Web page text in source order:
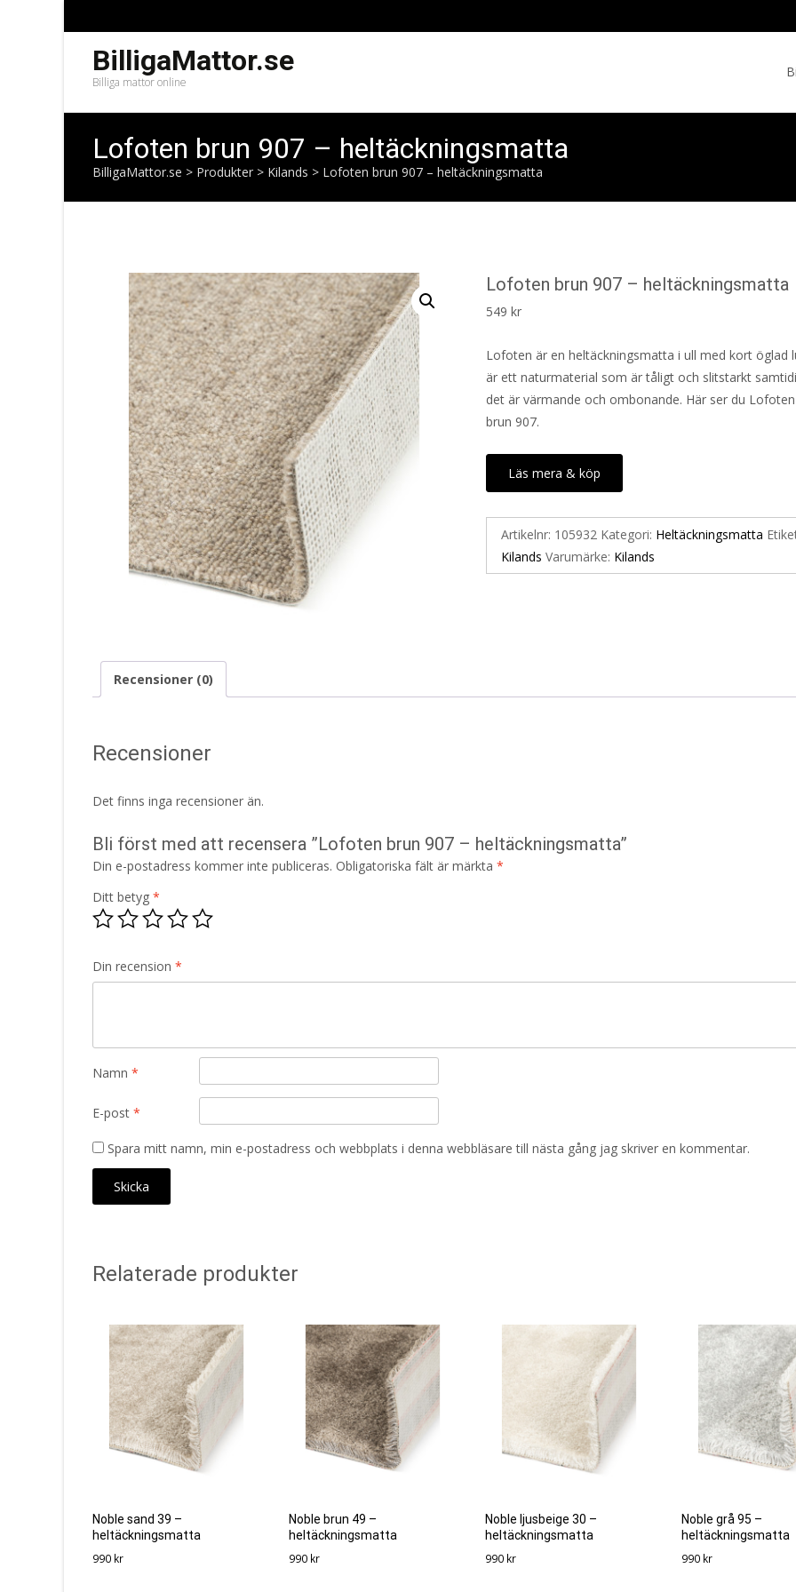
BilligaMattor.se
Billiga mattor online
Lofoten brun 907 – heltäckningsmatta
BilligaMattor.se > Produkter > Kilands > Lofoten brun 907 – heltäckningsmatta
Lofoten brun 907 – heltäckningsmatta
549kr
Lofoten är en heltäckningsmatta i ull med kort öglad
är ett naturmaterial som är tåligt och slitstarkt
det är värmande och ombonande. Här ser du
brun 907.
Läs mera & köp
Artikelnr: 105932 Kategori: Heltäckningsmatta
Kilands Varumärke: Kilands
Recensioner (0)
Recensioner
Det finns inga recensioner än.
Bli först med att recensera ”Lofoten brun 907 – heltäckningsmatta”
Din e-postadress kommer inte publiceras. Obligatoriska fält är märkta *
Ditt betyg *
Din recension *
Namn *
E-post *
Spara mitt namn, min e-postadress och webbplats i denna webbläsare till nästa gång jag skriver en kommentar.
Relaterade produkter
Noble sand 39 –
heltäckningsmatta
990 kr
Noble brun 49 –
heltäckningsmatta
990 kr
Noble ljusbeige 30 –
heltäckningsmatta
990 kr
Noble grå 95 –
heltäckningsmatta
990 kr